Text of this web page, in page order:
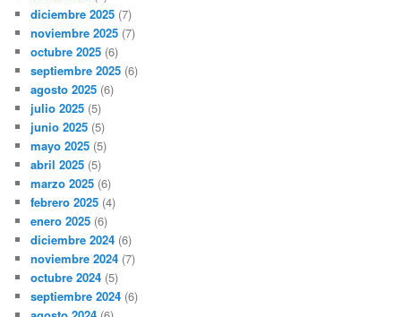
diciembre 2025 (7)
noviembre 2025 (7)
octubre 2025 (6)
septiembre 2025 (6)
agosto 2025 (6)
julio 2025 (5)
junio 2025 (5)
mayo 2025 (5)
abril 2025 (5)
marzo 2025 (6)
febrero 2025 (4)
enero 2025 (6)
diciembre 2024 (6)
noviembre 2024 (7)
octubre 2024 (5)
septiembre 2024 (6)